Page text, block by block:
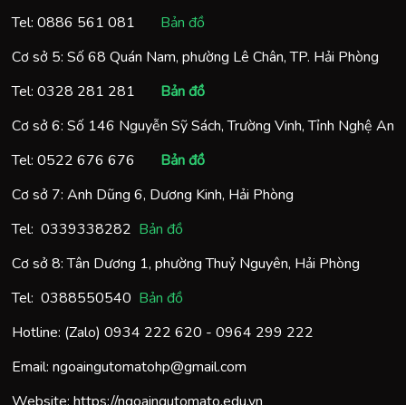
Tel: 0886 561 081
Bản đồ
Cơ sở 5: Số 68 Quán Nam, phường Lê Chân, TP. Hải Phòng
Tel: 0328 281 281
Bản đồ
Cơ sở 6: Số 146 Nguyễn Sỹ Sách, Trường Vinh, Tỉnh Nghệ An
Tel: 0522 676 676
Bản đồ
Cơ sở 7: Anh Dũng 6, Dương Kinh, Hải Phòng
Tel: 0339338282 Bản đồ
Cơ sở 8: Tân Dương 1, phường Thuỷ Nguyên, Hải Phòng
Tel: 0388550540 Bản đồ
Hotline: (Zalo) 0934 222 620 - 0964 299 222
Email: ngoaingutomatohp@gmail.com